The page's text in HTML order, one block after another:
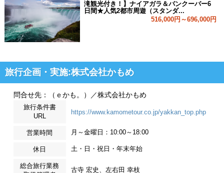
滝観光付き！】ナイアガラ＆バンクーバー6
日間★人気2都市周遊（スタンダ...
516,000円～696,000円
旅行企画・実施:株式会社かもめ
問合せ先：（ｅかも。）／株式会社かもめ
旅行条件書
URL
https://www.kamometour.co.jp/yakkan_top.php
営業時間 月～金曜日：10:00～18:00
休日 土・日・祝日・年末年始
総合旅行業務
古寺 宏史、左右田 幸枝